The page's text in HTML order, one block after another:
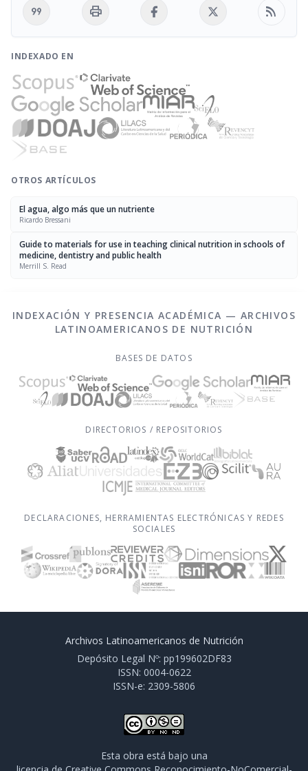
format_quote print rss_feed
INDEXADO EN
OTROS ARTÍCULOS
El agua, algo más que un nutriente
Ricardo Bressani
Guide to materials for use in teaching clinical nutrition in schools of
medicine, dentistry and public health
Merrill S. Read
INDEXACIÓN Y PRESENCIA ACADÉMICA — ARCHIVOS
LATINOAMERICANOS DE NUTRICIÓN
BASES DE DATOS
DIRECTORIOS / REPOSITORIOS
DECLARACIONES, HERRAMIENTAS ELECTRÓNICAS Y REDES
SOCIALES
Archivos Latinoamericanos de Nutrición
Depósito Legal Nº: pp199602DF83
ISSN: 0004-0622
ISSN-e: 2309-5806
Esta obra está bajo una